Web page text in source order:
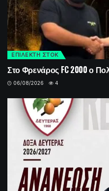
ΕΠΙΛΕΚΤΗ ΣΤΟΚ
Στο Φρενάρος FC 2000 ο
06/08/2026 4